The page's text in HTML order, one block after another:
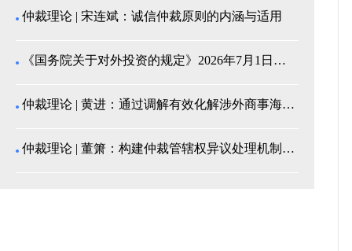
仲裁理论 | 宋连斌：诚信仲裁原则的内涵与适用
《国务院关于对外投资的规定》2026年7月1日起施...
仲裁理论 | 黄进：通过调解有效化解涉外商事海事纠...
仲裁理论 | 董箫：构建仲裁管辖权异议处理机制的中...